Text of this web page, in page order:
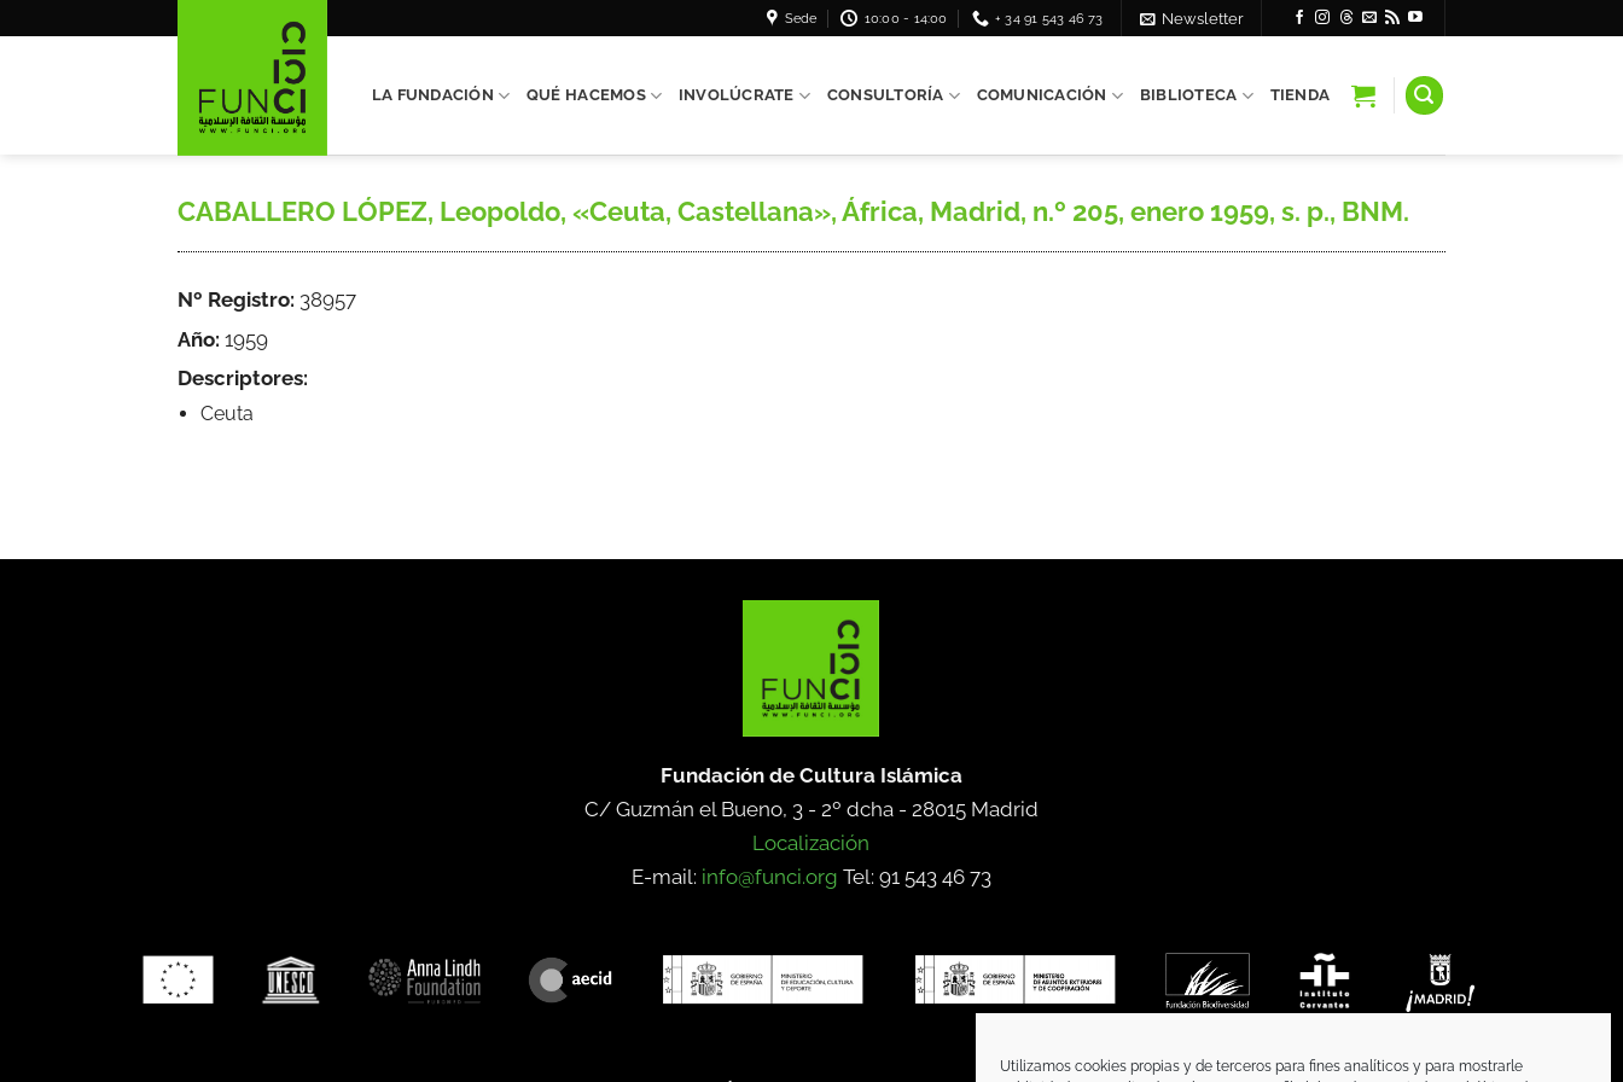
Utilizamos cookies propias y de terceros para fines analíticos y para mostrarle
Sede 10:00 - 14:00 + 34 91 543 46 73 Newsletter
LA FUNDACIÓN QUÉ HACEMOS INVOLÚCRATE CONSULTORÍA COMUNICACIÓN BIBLIOTECA TIENDA
CABALLERO LÓPEZ, Leopoldo, «Ceuta, Castellana», África, Madrid, n.º 205, enero 1959, s. p., BNM.
Nº Registro: 38957
Año: 1959
Descriptores:
Ceuta
Fundación de Cultura Islámica
C/ Guzmán el Bueno, 3 - 2º dcha - 28015 Madrid
Localización
E-mail: info@funci.org Tel: 91 543 46 73